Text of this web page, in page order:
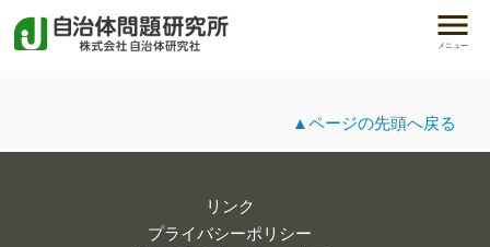
メニュー
▲ページの先頭へ戻る
リンク
プライバシーポリシー